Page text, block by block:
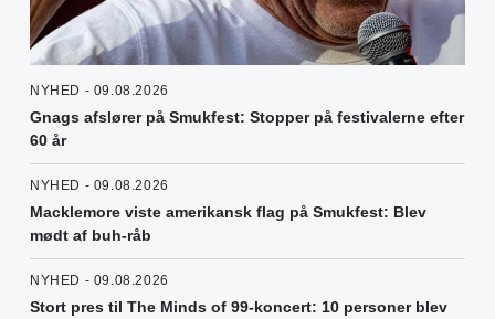
NYHED - 09.08.2026
Gnags afslører på Smukfest: Stopper på festivalerne efter
60 år
NYHED - 09.08.2026
Macklemore viste amerikansk flag på Smukfest: Blev
mødt af buh-råb
NYHED - 09.08.2026
Stort pres til The Minds of 99-koncert: 10 personer blev